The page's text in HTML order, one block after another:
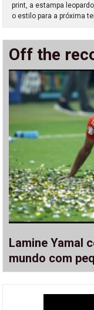
print, a estampa
o estilo para a próxima
Off the
Lamine Yamal
mundo com